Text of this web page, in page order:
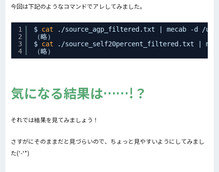
今回は下記のようなコマンドでアレしてみました。
1
2
3
4
$ cat . /source_agp_filtered .txt | mecab -d
/
（略）
$ cat . /source_self20percent_filtered .txt |
（略）
気になる結果は……!？
それでは結果を見てみましょう！
さすがにそのままだと見づらいので、ちょっと見やすいようにしてみまし
た(‘-‘*)